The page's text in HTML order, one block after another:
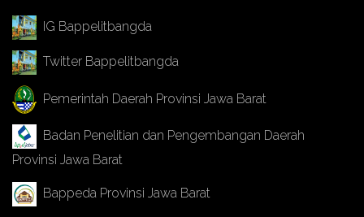
IG Bappelitbangda
Twitter Bappelitbangda
Pemerintah Daerah Provinsi Jawa Barat
Badan Penelitian dan Pengembangan Daerah
Provinsi Jawa Barat
Bappeda Provinsi Jawa Barat